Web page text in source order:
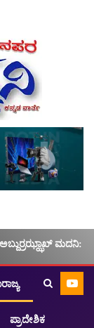
ಮದನಿ:
ಪ್ರಾದೇಶಿಕ